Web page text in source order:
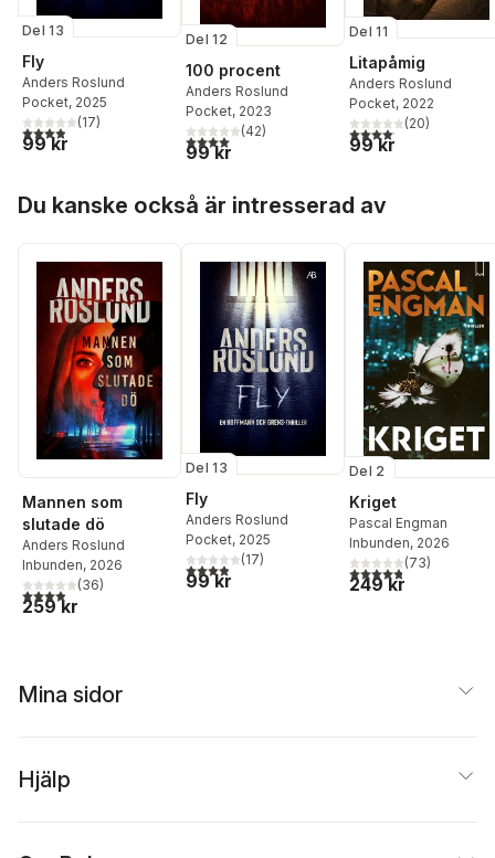
Del 13
Fly
Anders Roslund
Pocket, 2025
3,9utav 5 stjärnor. Totalt antal röster:
(17)
99 kr
Del 12
100 procent
Anders Roslund
Pocket, 2023
4,0utav 5 stjärnor. Totalt antal röster:
(42)
99 kr
Del 11
Litapåmig
Anders Roslund
Pocket, 2022
4,1utav 5 stjärnor.
(20)
99 kr
Du kanske också är intresserad av
Mannen som
slutade dö
Anders Roslund
Inbunden, 2026
3,9utav 5 stjärnor. Totalt antal röster:
(36)
259 kr
Del 13
Fly
Anders Roslund
Pocket, 2025
3,9utav 5 stjärnor. Totalt antal röster:
(17)
99 kr
Del 2
Kriget
Pascal Engman
Inbunden, 2026
4,8utav 5 stjärnor.
(73)
249 kr
Mina sidor
Hjälp